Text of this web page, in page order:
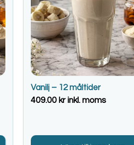
Vanilj – 12 måltider
409.00 krinkl. moms